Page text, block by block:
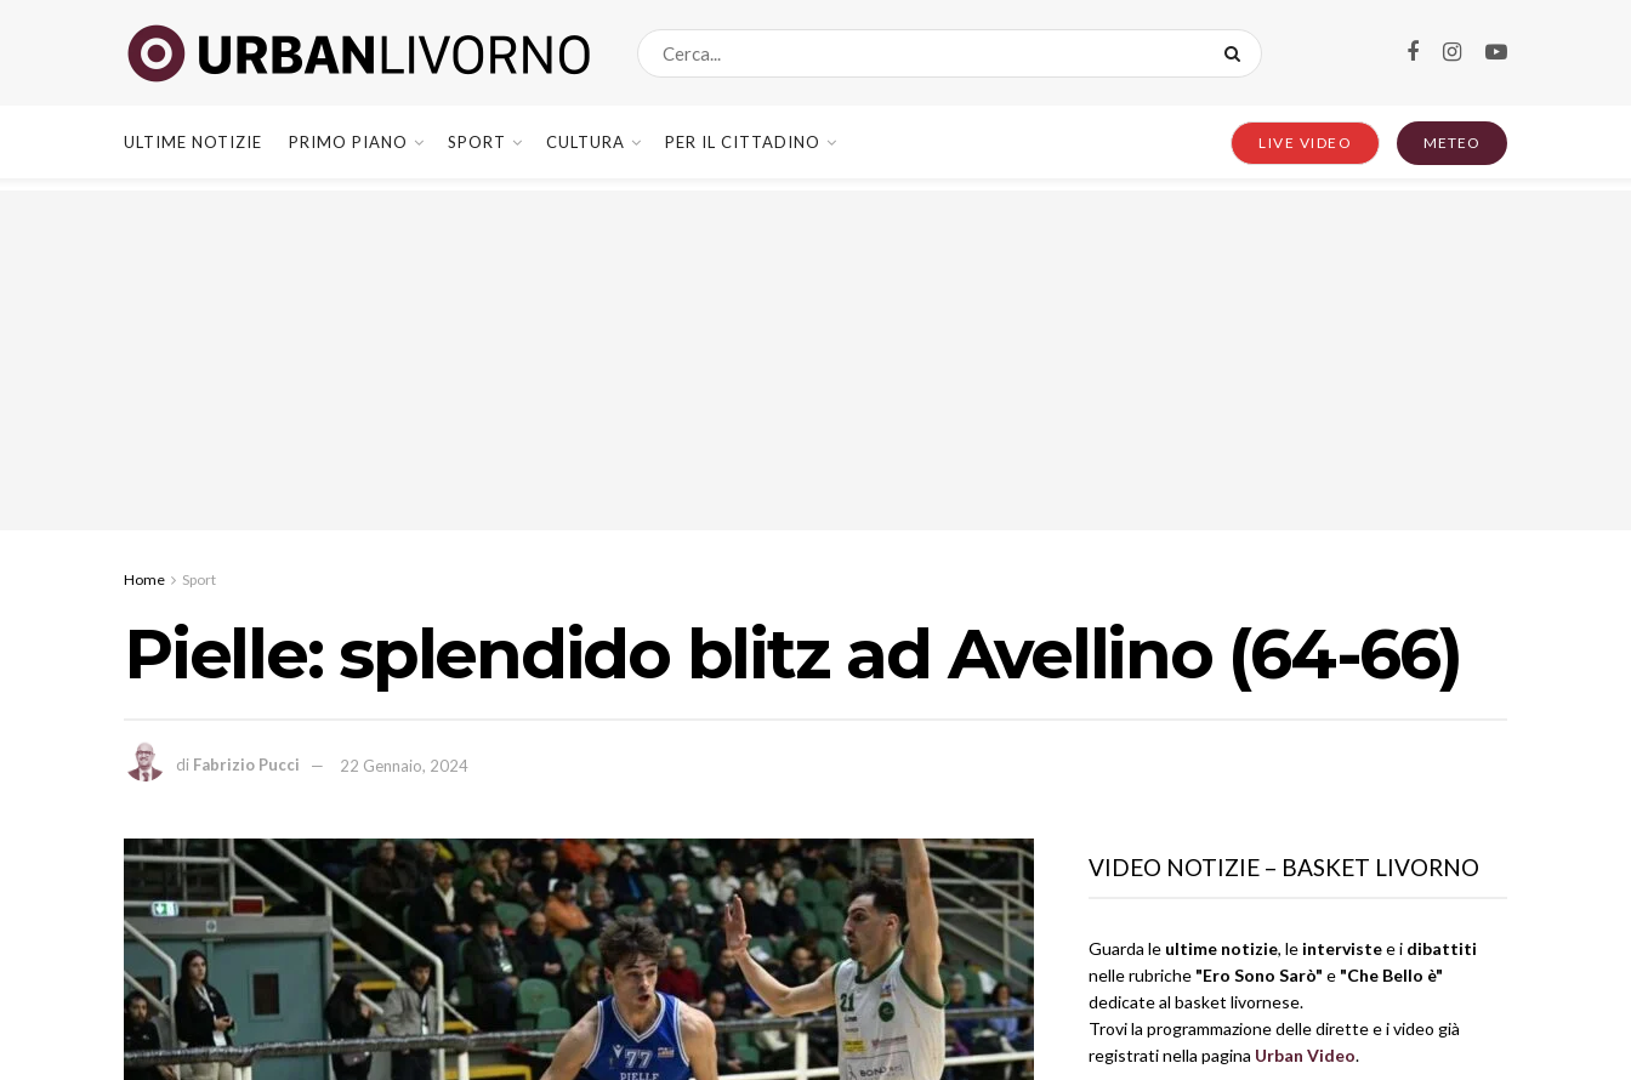
ULTIME NOTIZIE PRIMO PIANO SPORT CULTURA PER IL CITTADINO LIVE VIDEO METEO
Home Sport
Pielle: splendido blitz ad Avellino (64-66)
di Fabrizio Pucci 22 Gennaio, 2024
VIDEO NOTIZIE – BASKET LIVORNO
Guarda le ultime notizie, le intervistee i dibattiti
nelle rubriche "Ero Sono Sarò" e "Che Bello è"
dedicate al basket livornese.
Trovi la programmazione delle dirette e i video già
registrati nella pagina Urban Video.